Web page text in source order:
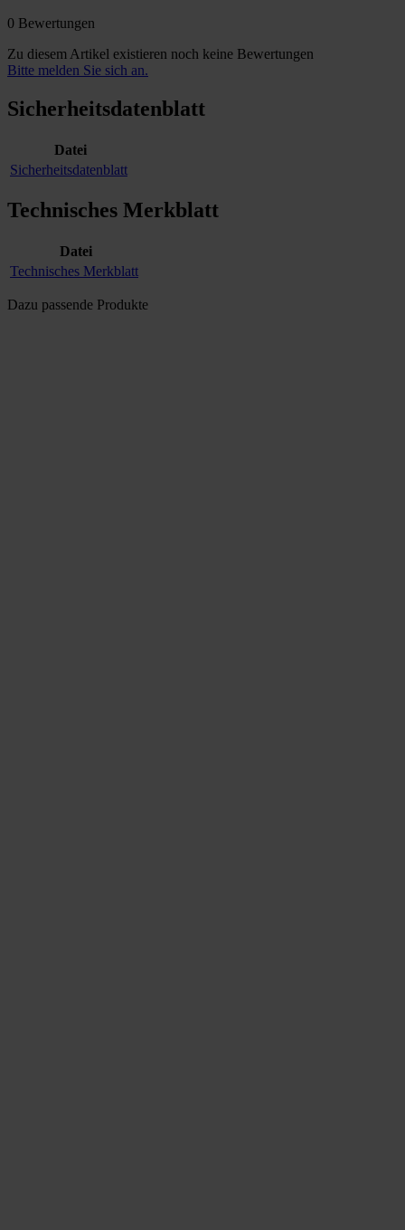
0 Bewertungen
Zu diesem Artikel existieren noch keine Bewertungen
Bitte melden Sie sich an.
Sicherheitsdatenblatt
Datei
Sicherheitsdatenblatt
Technisches Merkblatt
Datei
Technisches Merkblatt
Dazu passende Produkte